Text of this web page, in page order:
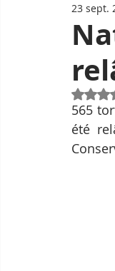
23 sept.
565
été